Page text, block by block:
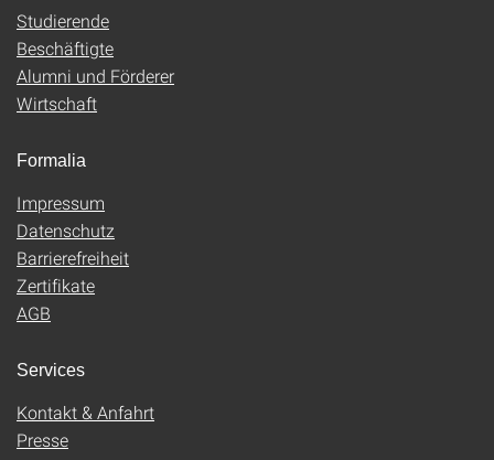
Studierende
Beschäftigte
Alumni und Förderer
Wirtschaft
Formalia
Impressum
Datenschutz
Barrierefreiheit
Zertifikate
AGB
Services
Kontakt & Anfahrt
Presse